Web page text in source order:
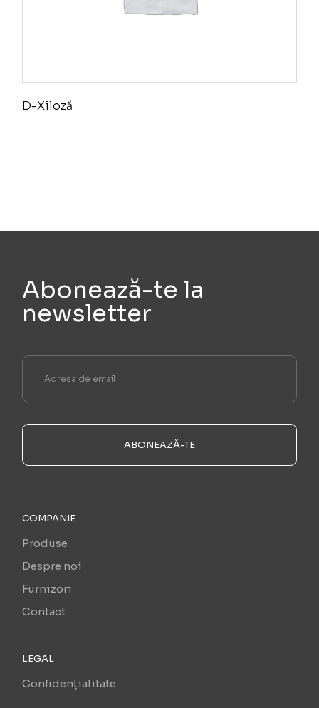
D-Xiloză
Abonează-te la
newsletter
ABONEAZĂ-TE
COMPANIE
Produse
Despre noi
Furnizori
Contact
LEGAL
Confidențialitate